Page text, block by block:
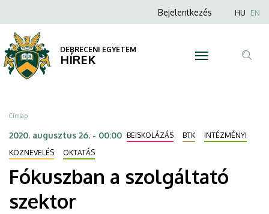
szolgáltató
szektor
DEBRECENI
EGYETEM
a
tartalomra
Anonim
menüje
Bejelentkezés HU EN
DEBRECENI EGYETEM
HÍREK
Morzsa
Címlap
2020. augusztus 26. - 00:00 BEISKOLÁZÁS BTK
INTÉZMÉNYI
KÖZNEVELÉS
OKTATÁS
Fókuszban a szolgáltató
szektor